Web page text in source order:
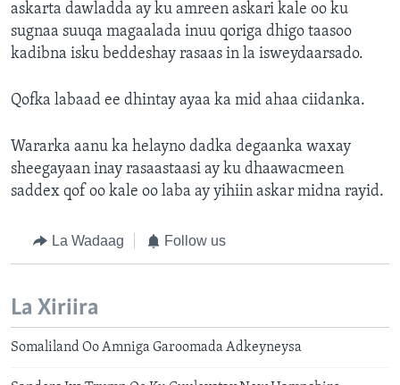
askarta dawladda ay ku amreen askari kale oo ku
sugnaa suuqa magaalada inuu qoriga dhigo taasoo
kadibna isku beddeshay rasaas in la isweydaarsado.
Qofka labaad ee dhintay ayaa ka mid ahaa ciidanka.
Wararka aanu ka helayno dadka degaanka waxay
sheegayaan inay rasaastaasi ay ku dhaawacmeen
saddex qof oo kale oo laba ay yihiin askar midna rayid.
La Wadaag Follow us
La Xiriira
Somaliland Oo Amniga Garoomada Adkeyneysa